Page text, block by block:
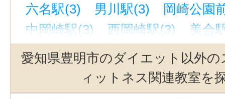
六名駅(3)
男川駅(3)
岡崎公園
中岡崎駅(3)
西岡崎駅(3)
美合
南栄駅(2)
本郷駅(愛知)(2)
名
有松駅(2)
名鉄名古
豊橋駅(2)
鶴舞駅(2)
中京競馬
愛知県豊明市のダイエット以外
ィットネス関連教室を